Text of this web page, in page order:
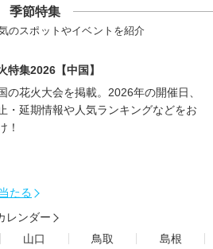
季節特集
のスポットやイベントを紹介
特集2026【中国】
の花火大会を掲載。2026年の開催日、
・延期情報や人気ランキングなどをお
！
たる
レンダー
山口 鳥取 島根